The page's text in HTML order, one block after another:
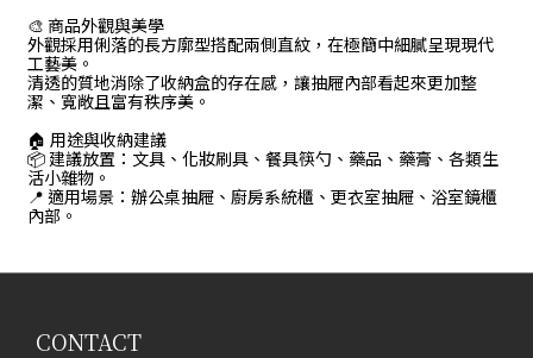
🎨 商品外觀與美學
外觀採用俐落的長方廓型搭配兩側直紋，在極簡中細膩呈現現代
工藝美。
清透的質地消除了收納盒的存在感，讓抽屜內部看起來更加整
潔、寬敞且富有秩序美。
🏠 用途與收納建議
📦 建議放置：文具、化妝刷具、餐具筷勺、藥品、藥膏、各類生
活小雜物。
📍 適用場景：辦公桌抽屜、廚房系統櫃、更衣室抽屜、浴室鏡櫃
內部。
CONTACT